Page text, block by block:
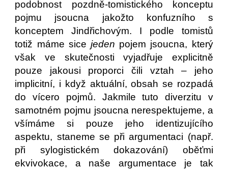
podobnost pozdně-tomistického konceptu
pojmu jsoucna jakožto konfuzního s
konceptem Jindřichovým. I podle tomistů
totiž máme sice jeden pojem jsoucna, který
však ve skutečnosti vyjadřuje explicitně
pouze jakousi proporci čili vztah – jeho
implicitní, i když aktuální, obsah se rozpadá
do vícero pojmů. Jakmile tuto diverzitu v
samotném pojmu jsoucna nerespektujeme, a
všímáme si pouze jeho identizujícího
aspektu, staneme se při argumentaci (např.
při sylogistickém dokazování) oběťmi
ekvivokace, a naše argumentace je tak